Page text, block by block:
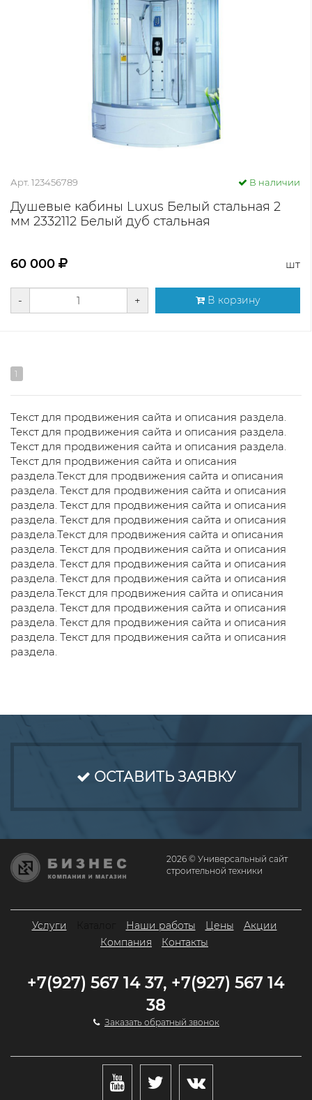
Арт. 123456789 В наличии
Душевые кабины Luxus Белый стальная 2
мм 2332112 Белый дуб стальная
60 000 шт
- + В корзину
1
Текст для продвижения сайта и описания раздела.
Текст для продвижения сайта и описания раздела.
Текст для продвижения сайта и описания раздела.
Текст для продвижения сайта и описания
раздела.Текст для продвижения сайта и описания
раздела. Текст для продвижения сайта и описания
раздела. Текст для продвижения сайта и описания
раздела. Текст для продвижения сайта и описания
раздела.Текст для продвижения сайта и описания
раздела. Текст для продвижения сайта и описания
раздела. Текст для продвижения сайта и описания
раздела. Текст для продвижения сайта и описания
раздела.Текст для продвижения сайта и описания
раздела. Текст для продвижения сайта и описания
раздела. Текст для продвижения сайта и описания
раздела. Текст для продвижения сайта и описания
раздела.
ОСТАВИТЬ ЗАЯВКУ
2026 © Универсальный сайт
строительной техники
Услуги Наши работы Цены
Акции
Компания
Контакты
+7(927) 567 14 37, +7(927) 567 14
38
Заказать обратный звонок